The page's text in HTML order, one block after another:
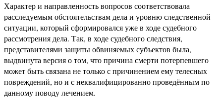
Характер и направленность вопросов соответствовала
расследуемым обстоятельствам дела и уровню следственной
ситуации, который сформировался уже в ходе судебного
рассмотрения дела. Так, в ходе судебного следствия,
представителями защиты обвиняемых субъектов была,
выдвинута версия о том, что причина смерти потерпевшего
может быть связана не только с причинением ему телесных
повреждений, но и с неквалифицированно проведённым по
данному поводу лечением.